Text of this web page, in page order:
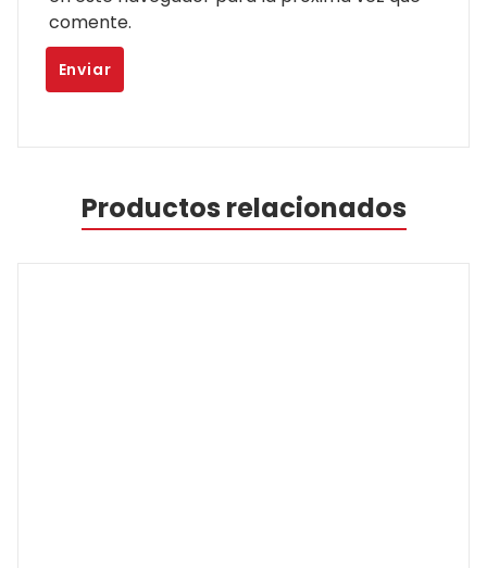
comente.
Productos relacionados